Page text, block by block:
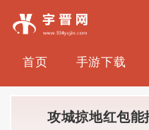
首页 手游下载
攻城掠地红包